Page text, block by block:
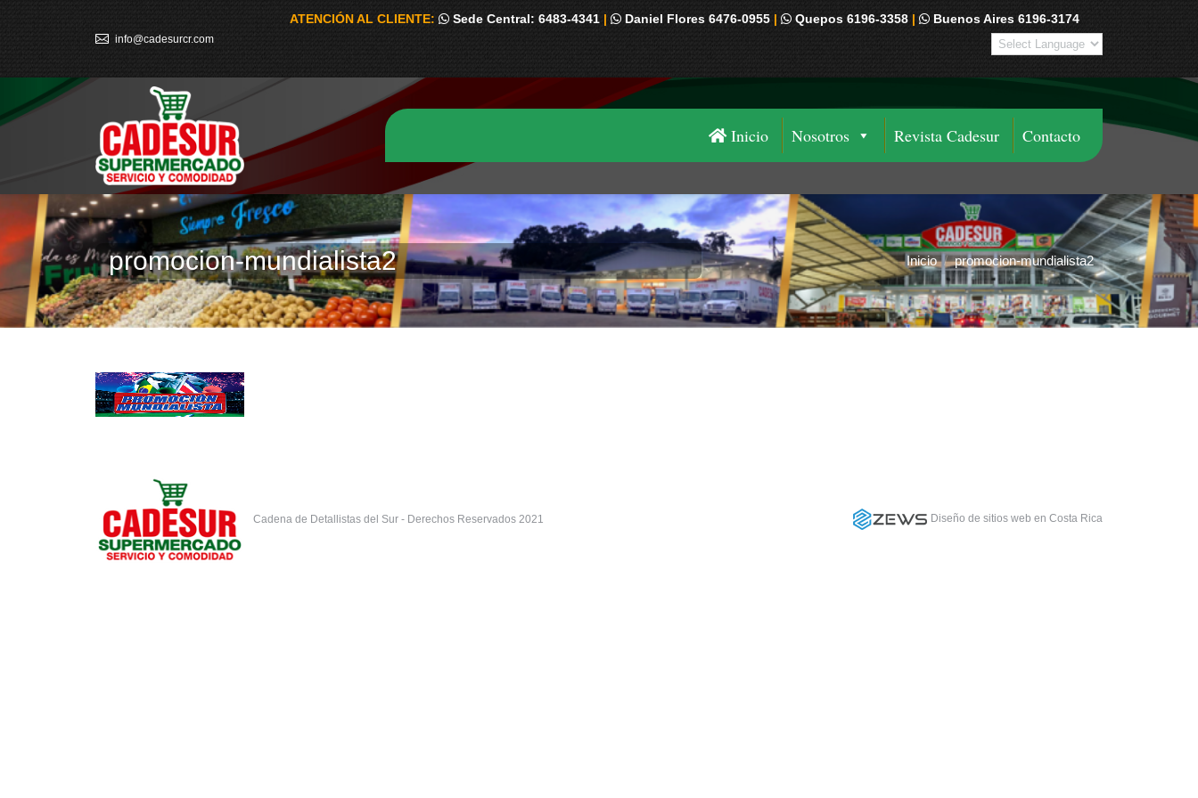
info@cadesurcr.com
ATENCIÓN AL CLIENTE: Sede Central: 6483-4341 | Daniel Flores 6476-0955 | Quepos 6196-3358 | Buenos Aires 6196-3174
Inicio Nosotros Revista Cadesur Contacto
promocion-mundialista2 Estás aquí: Inicio promocion-mundialista2
Cadena de Detallistas del Sur - Derechos Reservados 2021 Diseño de sitios web en Costa Rica